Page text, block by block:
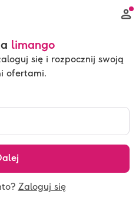
limango
się i rozpocznij swoją
ofertami.
Zaloguj się